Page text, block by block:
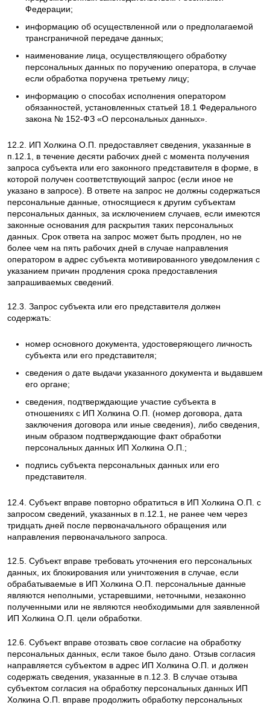
Федерации;
информацию об осуществленной или о предполагаемой
трансграничной передаче данных;
наименование лица, осуществляющего обработку
персональных данных по поручению оператора, в случае
если обработка поручена третьему лицу;
информацию о способах исполнения оператором
обязанностей, установленных статьей 18.1 Федерального
закона № 152-ФЗ «О персональных данных».
12.2. ИП Холкина О.П. предоставляет сведения, указанные в
п.12.1, в течение десяти рабочих дней с момента получения
запроса субъекта или его законного представителя в форме, в
которой получен соответствующий запрос (если иное не
указано в запросе). В ответе на запрос не должны содержаться
персональные данные, относящиеся к другим субъектам
персональных данных, за исключением случаев, если имеются
законные основания для раскрытия таких персональных
данных. Срок ответа на запрос может быть продлен, но не
более чем на пять рабочих дней в случае направления
оператором в адрес субъекта мотивированного уведомления с
указанием причин продления срока предоставления
запрашиваемых сведений.
12.3. Запрос субъекта или его представителя должен
содержать:
номер основного документа, удостоверяющего личность
субъекта или его представителя;
сведения о дате выдачи указанного документа и выдавшем
его органе;
сведения, подтверждающие участие субъекта в
отношениях с ИП Холкина О.П. (номер договора, дата
заключения договора или иные сведения), либо сведения,
иным образом подтверждающие факт обработки
персональных данных ИП Холкина О.П.;
подпись субъекта персональных данных или его
представителя.
12.4. Субъект вправе повторно обратиться в ИП Холкина О.П. с
запросом сведений, указанных в п.12.1, не ранее чем через
тридцать дней после первоначального обращения или
направления первоначального запроса.
12.5. Субъект вправе требовать уточнения его персональных
данных, их блокирования или уничтожения в случае, если
обрабатываемые в ИП Холкина О.П. персональные данные
являются неполными, устаревшими, неточными, незаконно
полученными или не являются необходимыми для заявленной
ИП Холкина О.П. цели обработки.
12.6. Субъект вправе отозвать свое согласие на обработку
персональных данных, если такое было дано. Отзыв согласия
направляется субъектом в адрес ИП Холкина О.П. и должен
содержать сведения, указанные в п.12.3. В случае отзыва
субъектом согласия на обработку персональных данных ИП
Холкина О.П. вправе продолжить обработку персональных